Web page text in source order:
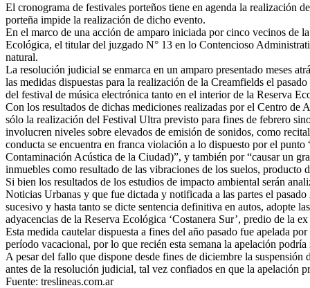
El cronograma de festivales porteños tiene en agenda la realización
porteña impide la realización de dicho evento.
En el marco de una acción de amparo iniciada por cinco vecinos de
Ecológica, el titular del juzgado N° 13 en lo Contencioso
natural.
La resolución judicial se enmarca en un amparo presentado meses
las medidas dispuestas para la realización de la Creamfields el
del festival de música electrónica tanto en el interior de la Reserva
Con los resultados de dichas mediciones realizadas por el Centro
sólo la realización del Festival Ultra previsto para fines de febrero
involucren niveles sobre elevados de emisión de sonidos, como
conducta se encuentra en franca violación a lo dispuesto por el
Contaminación Acústica de la Ciudad)”, y también por “causar un
inmuebles como resultado de las vibraciones de los suelos, producto
Si bien los resultados de los estudios de impacto ambiental serán
Noticias Urbanas y que fue dictada y notificada a las partes el
sucesivo y hasta tanto se dicte sentencia definitiva en autos, adopte
adyacencias de la Reserva Ecológica ‘Costanera Sur’, predio de la
Esta medida cautelar dispuesta a fines del año pasado fue apelada
período vacacional, por lo que recién esta semana la apelación podría
A pesar del fallo que dispone desde fines de diciembre la
antes de la resolución judicial, tal vez confiados en que la apelación
Fuente: treslineas.com.ar